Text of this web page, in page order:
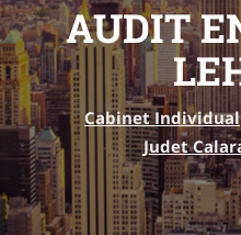
AUDIT
Cabinet Individual
Judet